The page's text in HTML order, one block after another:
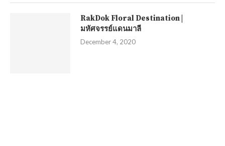
RakDok Floral Destination |
มหัศจรรย์แดนมาลี
December 4, 2020